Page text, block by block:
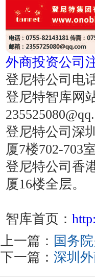
外商投资公司
登尼特公司电
登尼特智库网
登尼特公司深
厦7楼702-703
登尼特公司香
厦16楼全层。
智库首页：
上一篇： 国务
下一篇： 深圳